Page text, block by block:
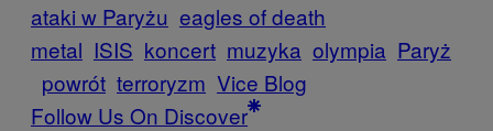
ataki w Paryżu eagles of death
metal ISIS koncert muzyka olympia Paryż
powrót terroryzm Vice Blog
Follow Us On Discover